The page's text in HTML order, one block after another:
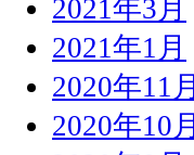
2021年3月
2021年1月
2020年11月
2020年10月